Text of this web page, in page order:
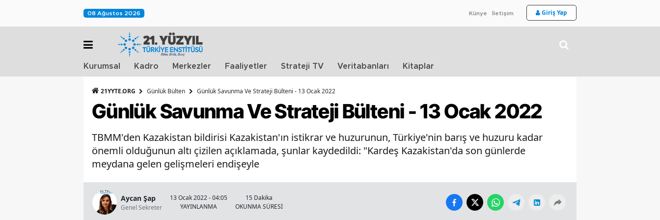
08 Ağustos 2026 Künye İletişim Giriş Yap
Kurumsal Kadro Merkezler Faaliyetler Strateji TV Veritabanları Kitaplar
21YYTE.ORG Günlük Bülten Günlük Savunma Ve Strateji Bülteni - 13 Ocak 2022
Günlük Savunma Ve Strateji Bülteni - 13 Ocak 2022
TBMM'den Kazakistan bildirisi Kazakistan'ın istikrar ve huzurunun, Türkiye'nin barış ve huzuru kadar
önemli olduğunun altı çizilen açıklamada, şunlar kaydedildi: "Kardeş Kazakistan'da son günlerde
meydana gelen gelişmeleri endişeyle
Aycan Şap
Genel Sekreter
13 Ocak 2022 - 04:05
YAYINLANMA
15 Dakika
OKUNMA SÜRESİ